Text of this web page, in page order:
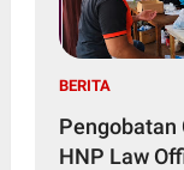
BERITA
Pengobatan
HNP Law